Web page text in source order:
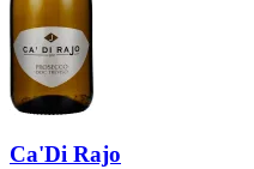
Ca'Di Rajo